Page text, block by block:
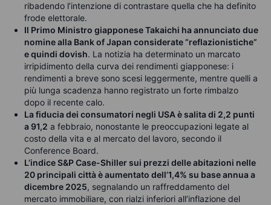
ribadendo l’intenzione di contrastare quella che ha definito
frode elettorale.
Il Primo Ministro giapponese Takaichi ha annunciato due
nomine alla Bank of Japan considerate “reflazionistiche”
e quindi dovish. La notizia ha determinato un marcato
irripidimento della curva dei rendimenti giapponese: i
rendimenti a breve sono scesi leggermente, mentre quelli a
più lunga scadenza hanno registrato un forte rimbalzo
dopo il recente calo.
La fiducia dei consumatori negli USA è salita di 2,2 punti
a 91,2 a febbraio, nonostante le preoccupazioni legate al
costo della vita e al mercato del lavoro, secondo il
Conference Board.
L’indice S&P Case-Shiller sui prezzi delle abitazioni nelle
20 principali città è aumentato dell’1,4% su base annua a
dicembre 2025, segnalando un raffreddamento del
mercato immobiliare, con rialzi inferiori all’inflazione del